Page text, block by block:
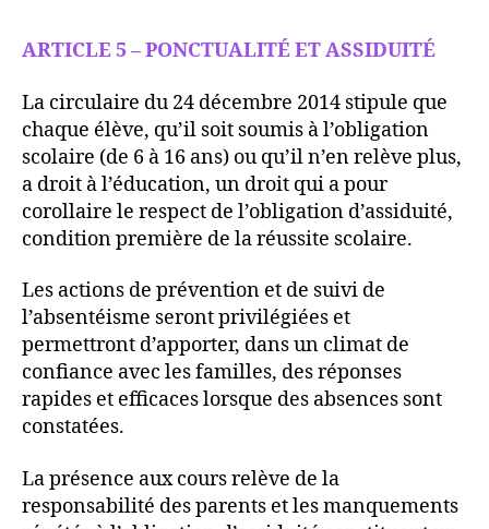
ARTICLE 5 – PONCTUALITÉ ET ASSIDUITÉ
La circulaire du 24 décembre 2014 stipule que
chaque élève, qu’il soit soumis à l’obligation
scolaire (de 6 à 16 ans) ou qu’il n’en relève plus,
a droit à l’éducation, un droit qui a pour
corollaire le respect de l’obligation d’assiduité,
condition première de la réussite scolaire.
Les actions de prévention et de suivi de
l’absentéisme seront privilégiées et
permettront d’apporter, dans un climat de
confiance avec les familles, des réponses
rapides et efficaces lorsque des absences sont
constatées.
La présence aux cours relève de la
responsabilité des parents et les manquements